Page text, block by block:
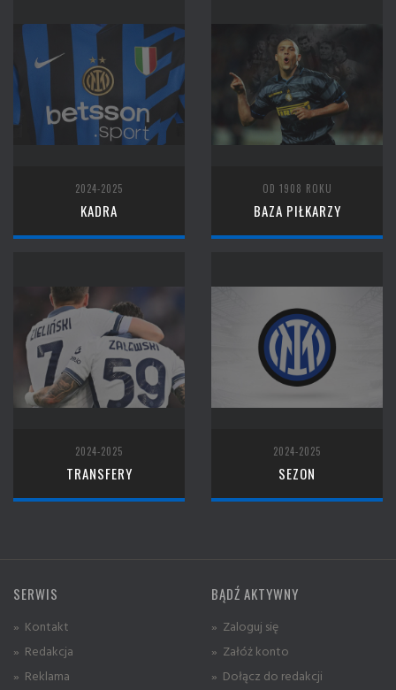
2024-2025
KADRA
OD 1908 ROKU
BAZA PIŁKARZY
2024-2025
TRANSFERY
2024-2025
SEZON
SERWIS
» Kontakt
» Redakcja
» Reklama
BĄDŹ AKTYWNY
» Zaloguj się
» Załóż konto
» Dołącz do redakcji